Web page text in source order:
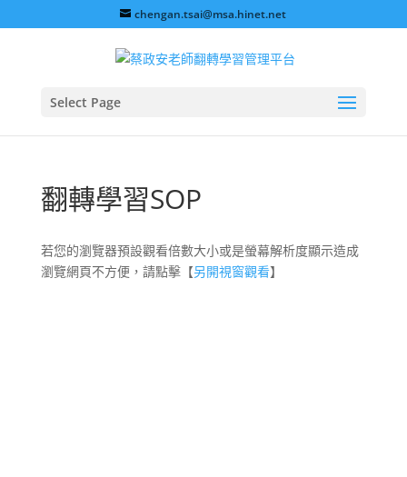
chengan.tsai@msa.hinet.net
Select Page
翻轉學習SOP
若您的瀏覽器預設觀看倍數大小或是螢幕解析度顯示造成
瀏覽網頁不方便，請點擊【另開視窗觀看】